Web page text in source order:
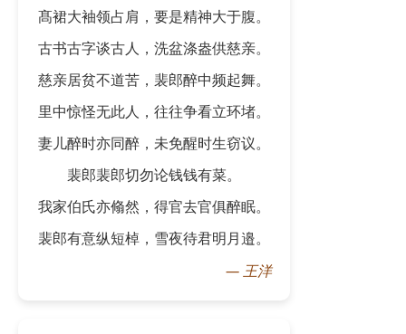
髙裙大袖领占肩，要是精神大于腹。
古书古字谈古人，洗盆涤盎供慈亲。
慈亲居贫不道苦，裴郎醉中频起舞。
里中惊怪无此人，往往争看立环堵。
妻儿醉时亦同醉，未免醒时生窃议。
裴郎裴郎切勿论钱钱有菜。
我家伯氏亦翛然，得官去官俱醉眠。
裴郎有意纵短棹，雪夜待君明月邉。
—王洋